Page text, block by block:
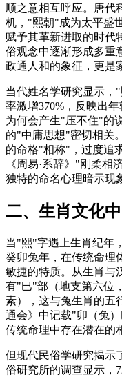
顺之意相互呼应。唐代
机，"熙朝"成为太平盛
赋予其革新进取的时代
俗观念中逐渐形成多重
政通人和的象征，更是
当代姓名学研究显示，
率激增370%，反映出
为何会产生"压不住"的
的"中庸思想"密切相关
的命格"相称"，过度追
《周易·系辞》"刚柔相
独特的命名心理暗示现
二、生肖文化
当"熙"字遇上生肖纪年
癸卯兔年，在传统命理
敏捷的特质。从生肖与
有"巳"部（地支第六位
素），这与兔生肖的五
通会》中记载"卯（兔
传统命理中存在潜在的
但现代民俗学研究揭示
俗研究所的调查显示，